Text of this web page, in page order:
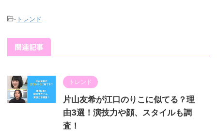
- トレンド
関連記事
トレンド
片山友希が江口のりこに似てる？理
由3選！演技力や顔、スタイルも調
査！